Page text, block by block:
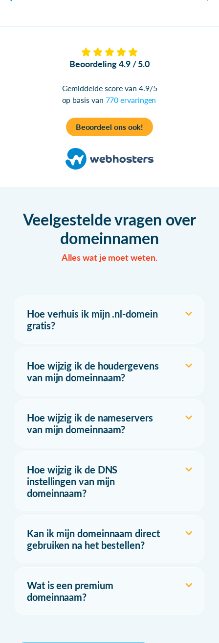
Beoordeling 4.9 / 5.0
Gemiddelde score van 4.9/5
op basis van 770 ervaringen
Beoordeel ons ook!
Veelgestelde vragen over
domeinnamen
Alles wat je moet weten.
Hoe verhuis ik mijn .nl-domein
gratis?
Hoe wijzig ik de houdergevens
van mijn domeinnaam?
Hoe wijzig ik de nameservers
van mijn domeinnaam?
Hoe wijzig ik de DNS
instellingen van mijn
domeinnaam?
Kan ik mijn domeinnaam direct
gebruiken na het bestellen?
Wat is een premium
domeinnaam?